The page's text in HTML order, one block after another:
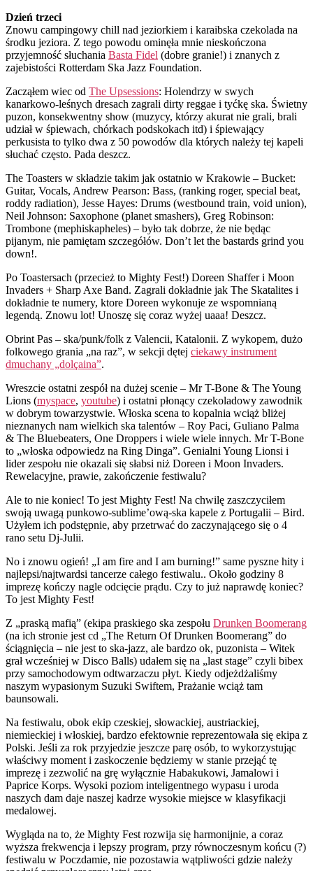
Dzień trzeci
Znowu campingowy chill nad jeziorkiem i karaibska czekolada na
środku jeziora. Z tego powodu ominęła mnie nieskończona
przyjemność słuchania Basta Fidel (dobre granie!) i znanych z
zajebistości Rotterdam Ska Jazz Foundation.
Zacząłem wiec od The Upsessions: Holendrzy w swych
kanarkowo-leśnych dresach zagrali dirty reggae i tyćkę ska. Świetny
puzon, konsekwentny show (muzycy, którzy akurat nie grali, brali
udział w śpiewach, chórkach podskokach itd) i śpiewający
perkusista to tylko dwa z 50 powodów dla których należy tej kapeli
słuchać często. Pada deszcz.
The Toasters w składzie takim jak ostatnio w Krakowie – Bucket:
Guitar, Vocals, Andrew Pearson: Bass, (ranking roger, special beat,
roddy radiation), Jesse Hayes: Drums (westbound train, void union),
Neil Johnson: Saxophone (planet smashers), Greg Robinson:
Trombone (mephiskapheles) – było tak dobrze, że nie będąc
pijanym, nie pamiętam szczegółów. Don’t let the bastards grind you
down!.
Po Toastersach (przecież to Mighty Fest!) Doreen Shaffer i Moon
Invaders + Sharp Axe Band. Zagrali dokładnie jak The Skatalites i
dokładnie te numery, ktore Doreen wykonuje ze wspomnianą
legendą. Znowu lot! Unoszę się coraz wyżej uaaa! Deszcz.
Obrint Pas – ska/punk/folk z Valencii, Katalonii. Z wykopem, dużo
folkowego grania „na raz”, w sekcji dętej ciekawy instrument
dmuchany „dolçaina”.
Wreszcie ostatni zespół na dużej scenie – Mr T-Bone & The Young
Lions (myspace, youtube) i ostatni płonący czekoladowy zawodnik
w dobrym towarzystwie. Włoska scena to kopalnia wciąż bliżej
nieznanych nam wielkich ska talentów – Roy Paci, Guliano Palma
& The Bluebeaters, One Droppers i wiele wiele innych. Mr T-Bone
to „włoska odpowiedz na Ring Dinga”. Genialni Young Lionsi i
lider zespołu nie okazali się słabsi niż Doreen i Moon Invaders.
Rewelacyjne, prawie, zakończenie festiwalu?
Ale to nie koniec! To jest Mighty Fest! Na chwilę zaszczyciłem
swoją uwagą punkowo-sublime’ową-ska kapele z Portugalii – Bird.
Użyłem ich podstępnie, aby przetrwać do zaczynającego się o 4
rano setu Dj-Julii.
No i znowu ogień! „I am fire and I am burning!” same pyszne hity i
najlepsi/najtwardsi tancerze całego festiwalu.. Około godziny 8
imprezę kończy nagle odcięcie prądu. Czy to już naprawdę koniec?
To jest Mighty Fest!
Z „praską mafią” (ekipa praskiego ska zespołu Drunken Boomerang
(na ich stronie jest cd „The Return Of Drunken Boomerang” do
ściągnięcia – nie jest to ska-jazz, ale bardzo ok, puzonista – Witek
grał wcześniej w Disco Balls) udałem się na „last stage” czyli bibex
przy samochodowym odtwarzaczu płyt. Kiedy odjeżdżaliśmy
naszym wypasionym Suzuki Swiftem, Prażanie wciąż tam
baunsowali.
Na festiwalu, obok ekip czeskiej, słowackiej, austriackiej,
niemieckiej i włoskiej, bardzo efektownie reprezentowała się ekipa z
Polski. Jeśli za rok przyjedzie jeszcze parę osób, to wykorzystując
właściwy moment i zaskoczenie będziemy w stanie przejąć tę
imprezę i zezwolić na grę wyłącznie Habakukowi, Jamalowi i
Paprice Korps. Wysoki poziom inteligentnego wypasu i uroda
naszych dam daje naszej kadrze wysokie miejsce w klasyfikacji
medalowej.
Wygląda na to, że Mighty Fest rozwija się harmonijnie, a coraz
wyższa frekwencja i lepszy program, przy równoczesnym końcu (?)
festiwalu w Poczdamie, nie pozostawia wątpliwości gdzie należy